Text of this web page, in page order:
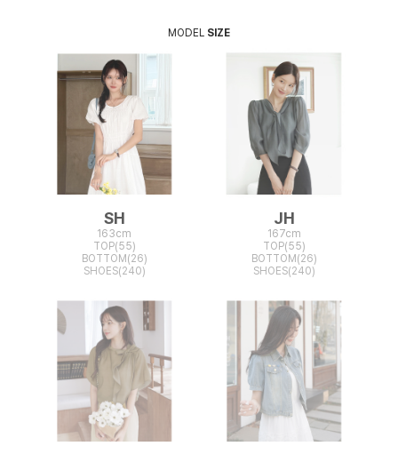
MODEL SIZE
SH
163cm
TOP(55)
BOTTOM(26)
SHOES(240)
JH
167cm
TOP(55)
BOTTOM(26)
SHOES(240)